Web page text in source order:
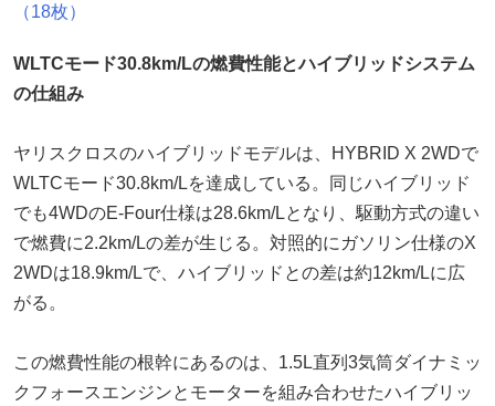
（18枚）
WLTCモード30.8km/Lの燃費性能とハイブリッドシステム
の仕組み
ヤリスクロスのハイブリッドモデルは、HYBRID X 2WDで
WLTCモード30.8km/Lを達成している。同じハイブリッド
でも4WDのE-Four仕様は28.6km/Lとなり、駆動方式の違い
で燃費に2.2km/Lの差が生じる。対照的にガソリン仕様のX
2WDは18.9km/Lで、ハイブリッドとの差は約12km/Lに広
がる。
この燃費性能の根幹にあるのは、1.5L直列3気筒ダイナミッ
クフォースエンジンとモーターを組み合わせたハイブリッ